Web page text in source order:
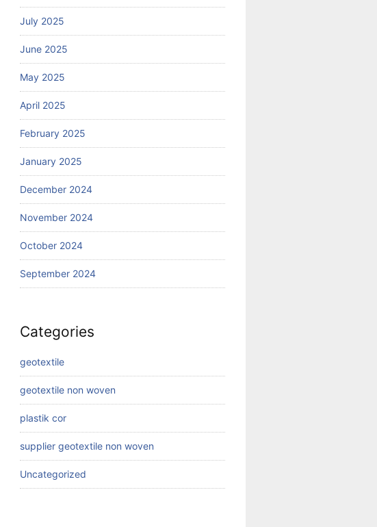
July 2025
June 2025
May 2025
April 2025
February 2025
January 2025
December 2024
November 2024
October 2024
September 2024
Categories
geotextile
geotextile non woven
plastik cor
supplier geotextile non woven
Uncategorized